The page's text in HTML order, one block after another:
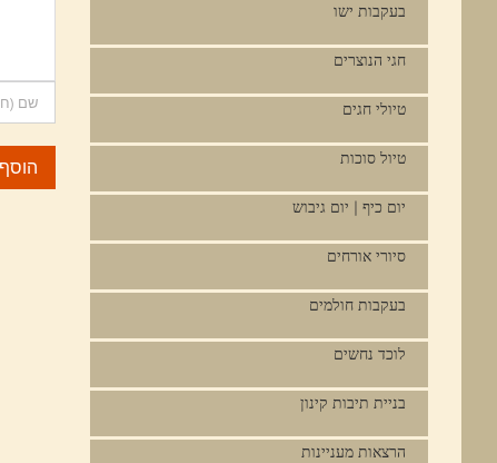
בעקבות ישו
חגי הנוצרים
טיולי חגים
טיול סוכות
יום כיף | יום גיבוש
סיורי אורחים
בעקבות חולמים
לוכד נחשים
בניית תיבות קינון
הרצאות מעניינות